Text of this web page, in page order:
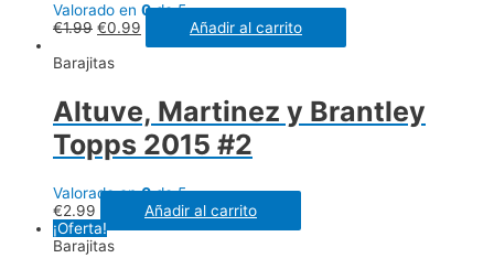
Valorado en 0de 5
€1.99 €0.99
Añadir al carrito
Barajitas
Altuve, Martinez y Brantley
Topps 2015 #2
Valorado en0de 5
€2.99
Añadir al carrito
¡Oferta!
Barajitas